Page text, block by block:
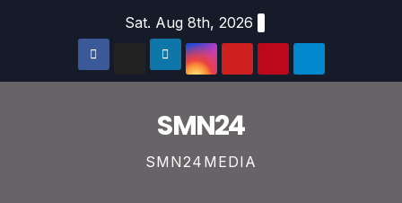
Sat. Aug 8th, 2026
SMN24
SMN24MEDIA